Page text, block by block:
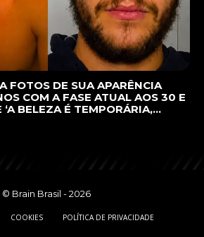
FOTOS DE SUA APARÊNCIA
COM A FASE ATUAL AOS 30 E
BELEZA É TEMPORÁRIA,...
© Brain Brasil - 2026
COOKIES POLÍTICA DE PRIVACIDADE